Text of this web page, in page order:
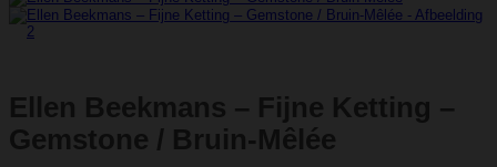
Ellen Beekmans – Fijne Ketting –
Gemstone / Bruin-Mêlée